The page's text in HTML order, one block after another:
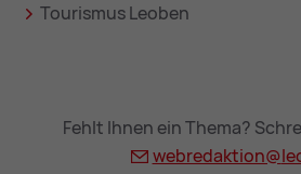
Tourismus Leoben
Fehlt Ihnen ein Thema?
webredaktion@